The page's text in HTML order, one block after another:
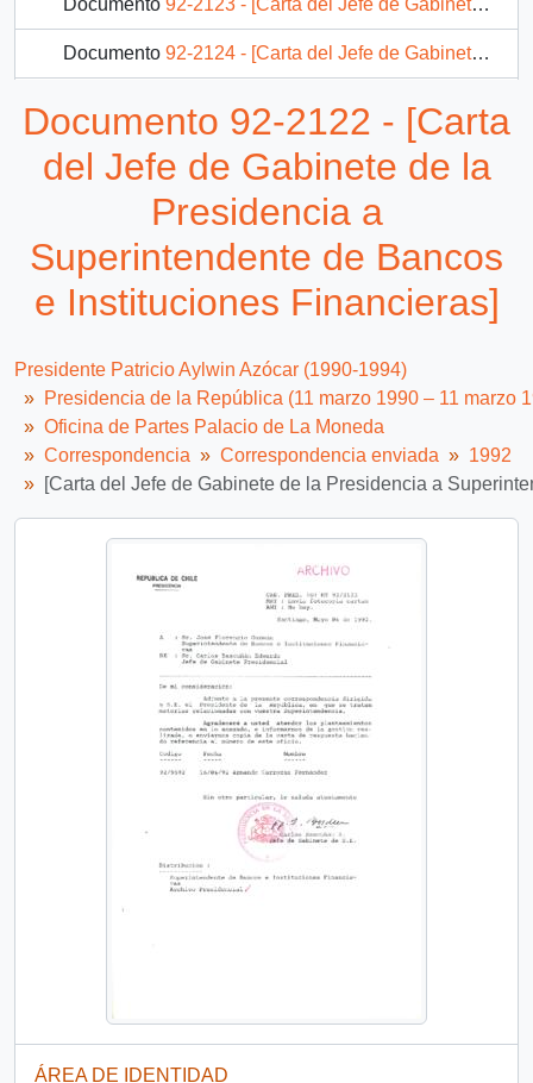
Documento 92-2123 - [Carta del Jefe de Gabinete de la Presidencia a Intendente de la IX Región]
Documento 92-2124 - [Carta del Jefe de Gabinete de la Presidencia a Gerente General Empresa de Servicios Sanitarios de Tarapacá]
92-2125 - [Carta del Jefe de Gabinete de la Presidencia a Gobernador Provincial de Arauco]
Documento 92-2126 - [Carta del Jefe de Gabinete de la Presidencia a Subsecretario del Interior]
Documento 92-2122 - [Carta
del Jefe de Gabinete de la
Presidencia a
Superintendente de Bancos
e Instituciones Financieras]
Presidente Patricio Aylwin Azócar (1990-1994)
Presidencia de la República (11 marzo 1990 – 11 marzo
Oficina de Partes Palacio de La Moneda
Correspondencia
Correspondencia enviada
1992
[Carta del Jefe de Gabinete de la Presidencia a
ÁREA DE IDENTIDAD